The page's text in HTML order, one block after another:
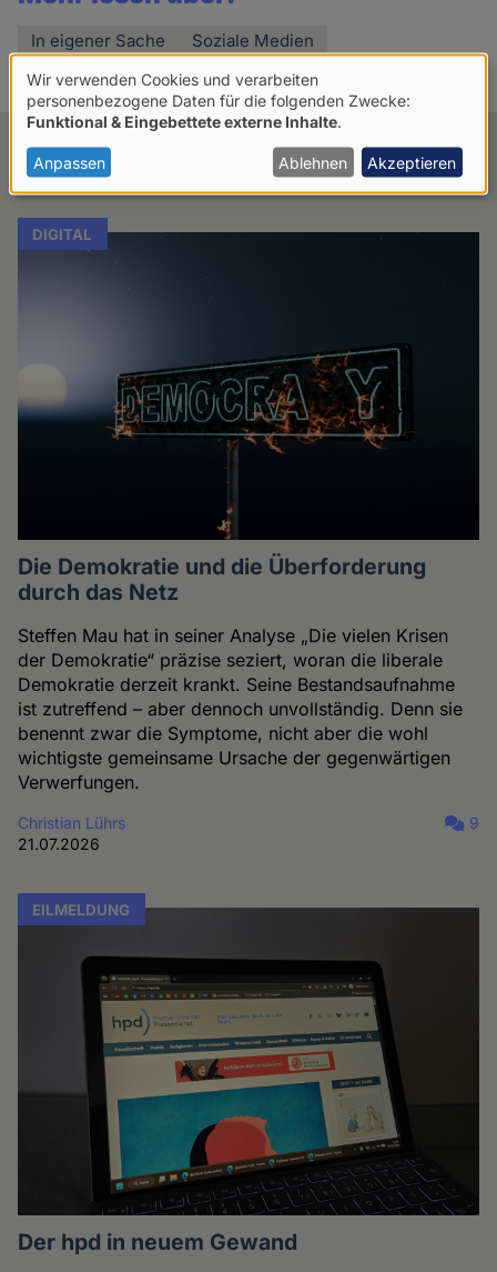
In eigener Sache
Soziale Medien
Verwandte Artikel
DIGITAL
Die Demokratie und die Überforderung
durch das Netz
Steffen Mau hat in seiner Analyse „Die vielen Krisen
der Demokratie“ präzise seziert, woran die liberale
Demokratie derzeit krankt. Seine Bestandsaufnahme
ist zutreffend – aber dennoch unvollständig. Denn sie
benennt zwar die Symptome, nicht aber die wohl
wichtigste gemeinsame Ursache der gegenwärtigen
Verwerfungen.
Christian Lührs
21.07.2026
9
EILMELDUNG
Der hpd in neuem Gewand
Verwendung
von
personenbezogenen
Daten
und
Cookies
Wir verwenden Cookies und verarbeiten
personenbezogene Daten für die folgenden Zwecke:
Funktional & Eingebettete externe Inhalte.
Anpassen Ablehnen Akzeptieren